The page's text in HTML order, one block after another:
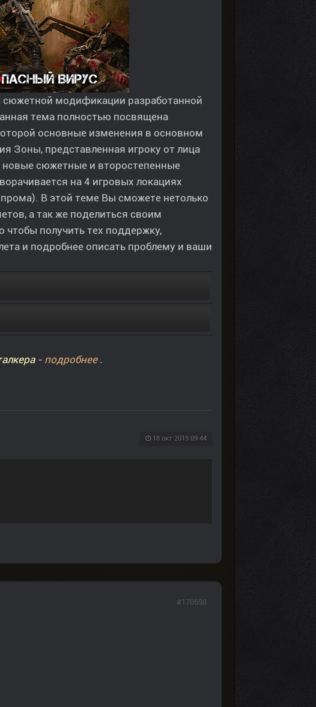
сюжетной модификации разработанной
тема полностью посвящена
основные изменения в основном
Зоны, представленная игроку от лица
сюжетные и второстепенные
на 4 игровых локациях
В этой теме Вы сможете нетолько
а так же поделиться своим
получить тех поддержку,
и подробнее описать проблему и ваши
- подробнее.
18 окт 2015 09:44
#170598